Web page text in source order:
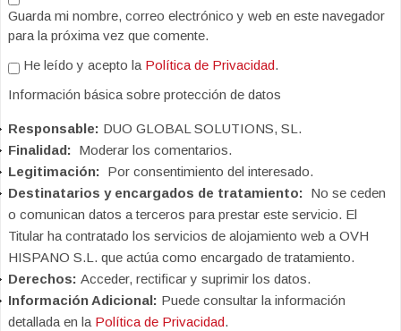
Guarda mi nombre, correo electrónico y web en este navegador
para la próxima vez que comente.
He leído y acepto la Política de Privacidad.
Información básica sobre protección de datos
Responsable: DUO GLOBAL SOLUTIONS, SL.
Finalidad: Moderar los comentarios.
Legitimación: Por consentimiento del interesado.
Destinatarios y encargados de tratamiento: No se ceden
o comunican datos a terceros para prestar este servicio. El
Titular ha contratado los servicios de alojamiento web a OVH
HISPANO S.L. que actúa como encargado de tratamiento.
Derechos: Acceder, rectificar y suprimir los datos.
Información Adicional: Puede consultar la información
detallada en la Política de Privacidad.